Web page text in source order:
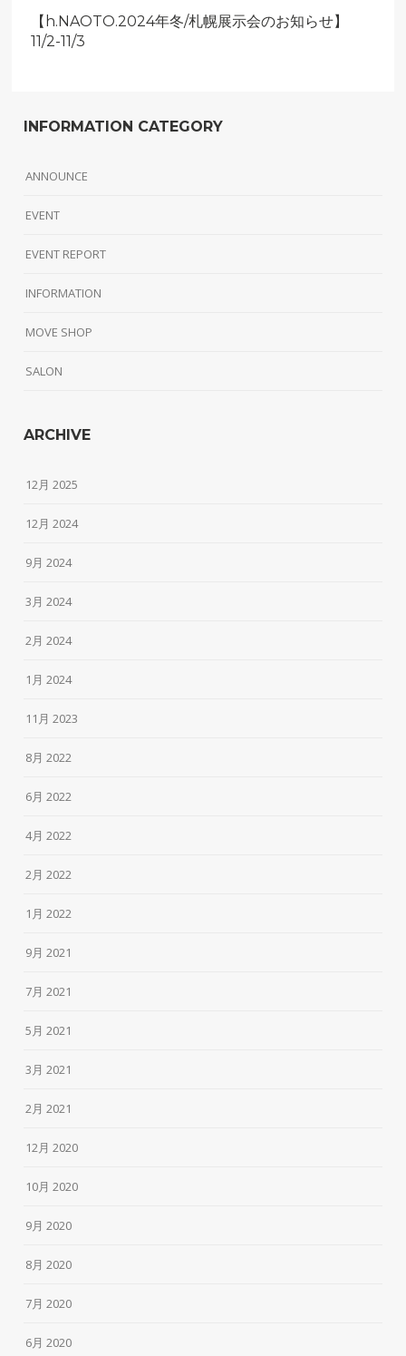
【h.NAOTO.2024年冬/札幌展示会のお知らせ】
11/2-11/3
INFORMATION CATEGORY
ANNOUNCE
EVENT
EVENT REPORT
INFORMATION
MOVE SHOP
SALON
ARCHIVE
12月 2025
12月 2024
9月 2024
3月 2024
2月 2024
1月 2024
11月 2023
8月 2022
6月 2022
4月 2022
2月 2022
1月 2022
9月 2021
7月 2021
5月 2021
3月 2021
2月 2021
12月 2020
10月 2020
9月 2020
8月 2020
7月 2020
6月 2020